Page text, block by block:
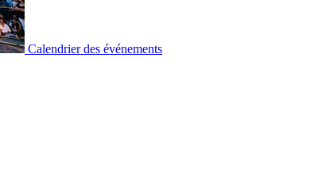
Calendrier des événements